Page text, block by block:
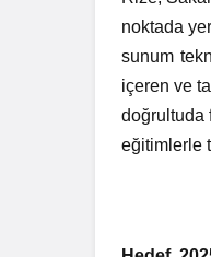
noktada
sunum
içeren ve
doğrultuda
eğitimlerle